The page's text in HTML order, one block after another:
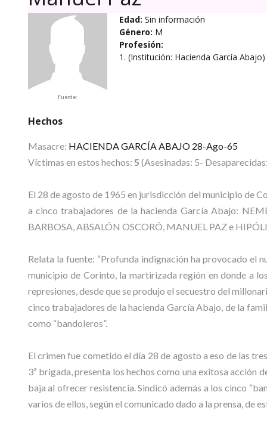
Fuente:
Edad: Sin información
Género: M
Profesión:
1. (Institución: Hacienda García Abajo)
Hechos
Masacre: HACIENDA GARCÍA ABAJO 28-Ago-65
Víctimas en estos hechos: 5 (Asesinadas: 5-
El 28 de agosto de 1965 en jurisdicción del municipio de
a cinco trabajadores de la hacienda García Abajo:
BARBOSA, ABSALÓN OSCORÓ, MANUEL PAZ e
Relata la fuente: “Profunda indignación ha provocado el
municipio de Corinto, la martirizada región en donde a
represiones, desde que se produjo el secuestro del
cinco trabajadores de la hacienda García Abajo, de la
como “bandoleros”.
El crimen fue cometido el día 28 de agosto a eso de las
3ª brigada, presenta los hechos como una exitosa acción
baja al ofrecer resistencia. Sindicó además a los cinco
varios de ellos, según el comunicado dado a la prensa, de